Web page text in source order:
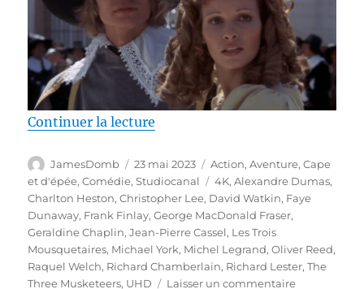
Continuer la lecture
Auteur
JamesDomb
Publié
le
23 mai 2023 Catégories
Action,Aventure,Cape
et d'épée,Comédie,Studiocanal Étiquettes
4K,Alexandre Dumas,
Charlton Heston,Christopher Lee, David Watkin, Faye
Dunaway, Frank Finlay,George MacDonald Fraser,
Geraldine Chaplin,Jean-Pierre Cassel, Les Trois
Mousquetaires, Michael York, Michel Legrand,Oliver Reed,
Raquel Welch, Richard Chamberlain, Richard Lester,The
Three Musketeers, UHD Laisser un commentairesur